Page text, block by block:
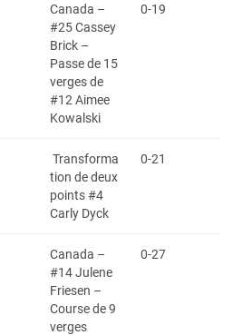
Canada –
#25 Cassey
Brick –
Passe de 15
verges de
#12 Aimee
Kowalski
0-19
Transforma
tion de deux
points #4
Carly Dyck
0-21
Canada –
#14 Julene
Friesen –
Course de 9
verges
0-27